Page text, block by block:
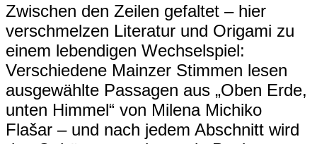
Zwischen den Zeilen gefaltet – hier
verschmelzen Literatur und Origami zu
einem lebendigen Wechselspiel:
Verschiedene Mainzer Stimmen lesen
ausgewählte Passagen aus „Oben Erde,
unten Himmel“ von Milena Michiko
Flašar – und nach jedem Abschnitt wird